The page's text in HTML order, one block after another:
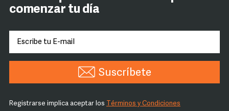
comenzar tu día
Suscríbete
Registrarse implica aceptar los Términos y Condiciones